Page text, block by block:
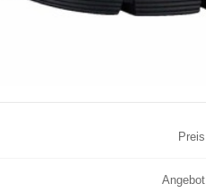
Preis
Angebot